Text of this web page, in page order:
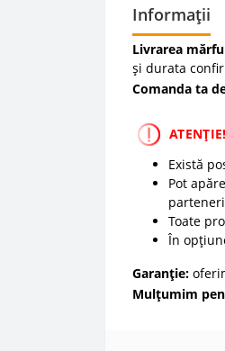
Informații
Livrarea
și durata
Comanda ta
ATENȚIE!
Există
Pot
Toate
În
Garanție:
Mulțumim